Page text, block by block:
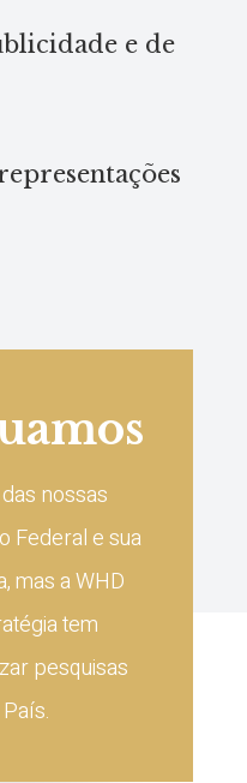
e de
nossas
Federal e sua
mas a WHD
tem
pesquisas